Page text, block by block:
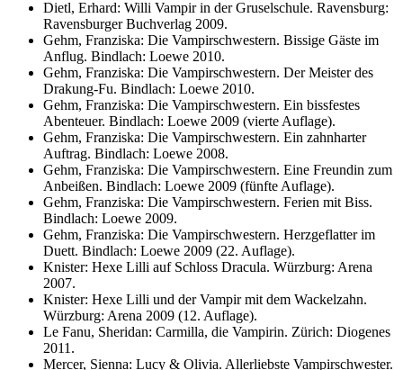
Dietl, Erhard: Willi Vampir in der Gruselschule. Ravensburg:
Ravensburger Buchverlag 2009.
Gehm, Franziska: Die Vampirschwestern. Bissige Gäste im
Anflug. Bindlach: Loewe 2010.
Gehm, Franziska: Die Vampirschwestern. Der Meister des
Drakung-Fu. Bindlach: Loewe 2010.
Gehm, Franziska: Die Vampirschwestern. Ein bissfestes
Abenteuer. Bindlach: Loewe 2009 (vierte Auflage).
Gehm, Franziska: Die Vampirschwestern. Ein zahnharter
Auftrag. Bindlach: Loewe 2008.
Gehm, Franziska: Die Vampirschwestern. Eine Freundin zum
Anbeißen. Bindlach: Loewe 2009 (fünfte Auflage).
Gehm, Franziska: Die Vampirschwestern. Ferien mit Biss.
Bindlach: Loewe 2009.
Gehm, Franziska: Die Vampirschwestern. Herzgeflatter im
Duett. Bindlach: Loewe 2009 (22. Auflage).
Knister: Hexe Lilli auf Schloss Dracula. Würzburg: Arena
2007.
Knister: Hexe Lilli und der Vampir mit dem Wackelzahn.
Würzburg: Arena 2009 (12. Auflage).
Le Fanu, Sheridan: Carmilla, die Vampirin. Zürich: Diogenes
2011.
Mercer, Sienna: Lucy & Olivia. Allerliebste Vampirschwester.